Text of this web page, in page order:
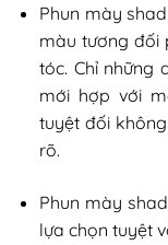
Phun mày
màu tương đối
tóc. Chỉ
mới hợp với
tuyệt đối
rõ.
Phun mày
lựa chọn tuyệt